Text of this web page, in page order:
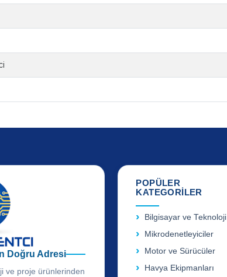
Doğru Adresi
ve proje ürünlerinden
POPÜLER
KATEGORİLER
Bilgisayar ve Teknoloji
Mikrodenetleyiciler
Motor ve Sürücüler
Havya Ekipmanları